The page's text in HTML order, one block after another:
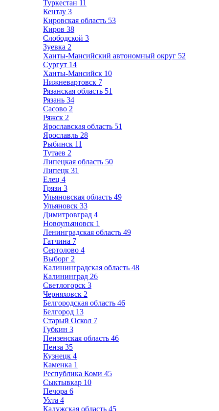
Туркестан 11
Кентау 3
Кировская область 53
Киров 38
Слободской 3
Зуевка 2
Ханты-Мансийский автономный округ 52
Сургут 14
Ханты-Мансийск 10
Нижневартовск 7
Рязанская область 51
Рязань 34
Сасово 2
Ряжск 2
Ярославская область 51
Ярославль 28
Рыбинск 11
Тутаев 2
Липецкая область 50
Липецк 31
Елец 4
Грязи 3
Ульяновская область 49
Ульяновск 33
Димитровград 4
Новоульяновск 1
Ленинградская область 49
Гатчина 7
Сертолово 4
Выборг 2
Калининградская область 48
Калининград 26
Светлогорск 3
Черняховск 2
Белгородская область 46
Белгород 13
Старый Оскол 7
Губкин 3
Пензенская область 46
Пенза 35
Кузнецк 4
Каменка 1
Республика Коми 45
Сыктывкар 10
Печора 6
Ухта 4
Калужская область 45